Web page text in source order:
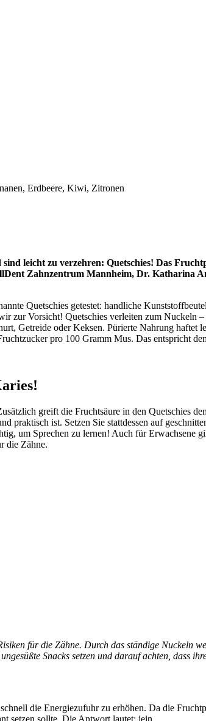
leicht zu verzehren: Quetschies! Das
Zahnzentrum Mannheim, Dr. Katharina
Quetschies getestet: handliche
zur Vorsicht! Quetschies verleiten zum Nuckeln
Getreide oder Keksen. Pürierte Nahrung
pro 100 Gramm Mus. Das entspricht
greift die Fruchtsäure in den Quetschies
praktisch ist. Setzen Sie stattdessen auf
um Sprechen zu lernen! Auch für Erwachsene
die Zähne.
für die Zähne. Durch das ständige Nuckeln
Snacks setzen und darauf achten, dass
die Energiezufuhr zu erhöhen. Da die